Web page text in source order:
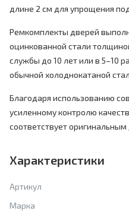
длине 2 см для упрощения
Ремкомплекты дверей
оцинкованной стали
службы до 10 лет или в 5–10
обычной холоднокатаной
Благодаря использованию
усиленному контролю
соответствует
Характеристики
Артикул
Марка